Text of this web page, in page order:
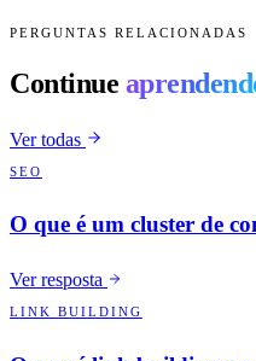
PERGUNTAS RELACIONADAS
Continue
Ver todas
SEO
O que é um cluster de
Ver resposta
LINK BUILDING